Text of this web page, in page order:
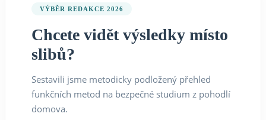
VÝBĚR REDAKCE 2026
Chcete vidět výsledky místo
slibů?
Sestavili jsme metodicky podložený přehled
funkčních metod na bezpečné studium z pohodlí
domova.